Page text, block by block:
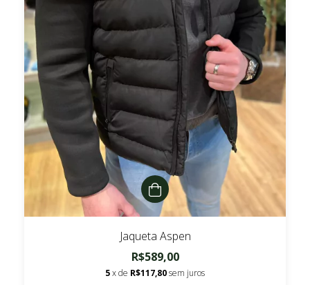
Jaqueta Aspen
R$589,00
5x de R$117,80sem juros